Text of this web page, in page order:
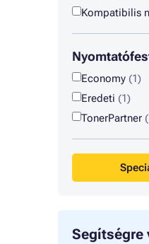
Kompatibilis
Economy (1)
Eredeti (1)
TonerPartner
Segítségre